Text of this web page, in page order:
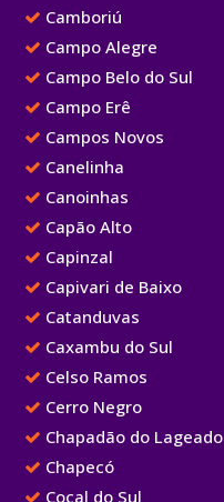
Camboriú
Campo Alegre
Campo Belo do Sul
Campo Erê
Campos Novos
Canelinha
Canoinhas
Capão Alto
Capinzal
Capivari de Baixo
Catanduvas
Caxambu do Sul
Celso Ramos
Cerro Negro
Chapadão do Lageado
Chapecó
Cocal do Sul